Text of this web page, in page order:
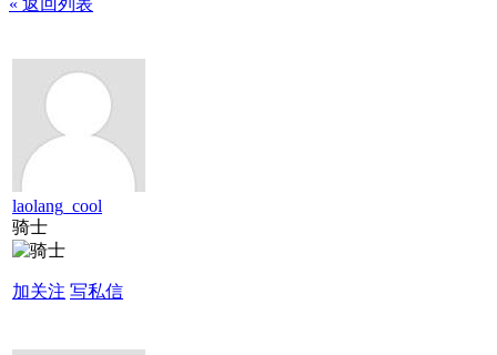
« 返回列表
laolang_cool
骑士
加关注 写私信